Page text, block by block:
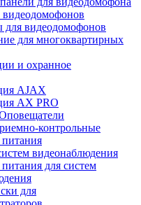
для видеодомофонов
для многоквартирных
и охранное
AJAX
AX PRO
контрольные
видеонаблюдения
для систем
для